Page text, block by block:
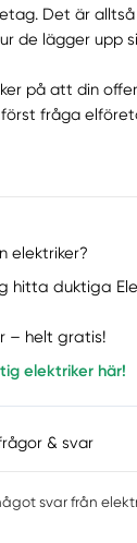
Det är
de lägger upp
på att din
fråga
elektriker?
hitta duktiga
– helt gratis!
elektriker här!
& svar
svar från